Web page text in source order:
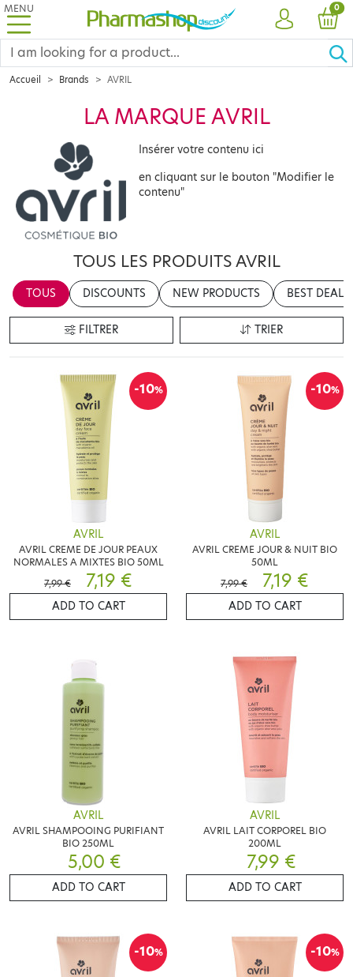
MENU
ACCOUNT
0
Accueil Brands AVRIL
LA MARQUE AVRIL
Insérer votre contenu ici
en cliquant sur le bouton "Modifier le
contenu"
TOUS LES PRODUITS AVRIL
TOUS DISCOUNTS NEW PRODUCTS BEST DEALS
FILTRER TRIER
-10%
AVRIL
AVRIL CREME DE JOUR PEAUX
NORMALES A MIXTES BIO 50ML
7,99 €
7,19 €
ADD TO CART
-10%
AVRIL
AVRIL CREME JOUR & NUIT BIO
50ML
7,99 €
7,19 €
ADD TO CART
AVRIL
AVRIL SHAMPOOING PURIFIANT
BIO 250ML
5,00 €
ADD TO CART
AVRIL
AVRIL LAIT CORPOREL BIO
200ML
7,99 €
ADD TO CART
-10% -10%